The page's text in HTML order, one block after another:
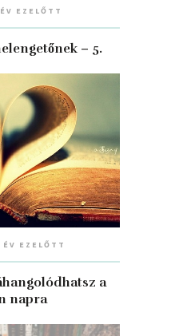
EZELŐTT
– 5.
ÉV EZELŐTT
a
napra